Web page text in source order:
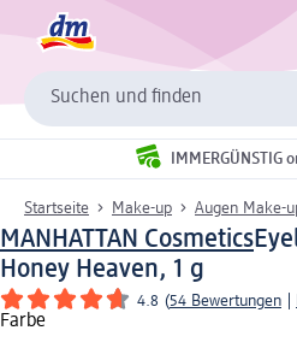
Suchen und finden
Startseite Make-up Augen Make-
MANHATTAN Cosmetics
Honey Heaven, 1 g
4.8 (54 Bewertungen
Farbe